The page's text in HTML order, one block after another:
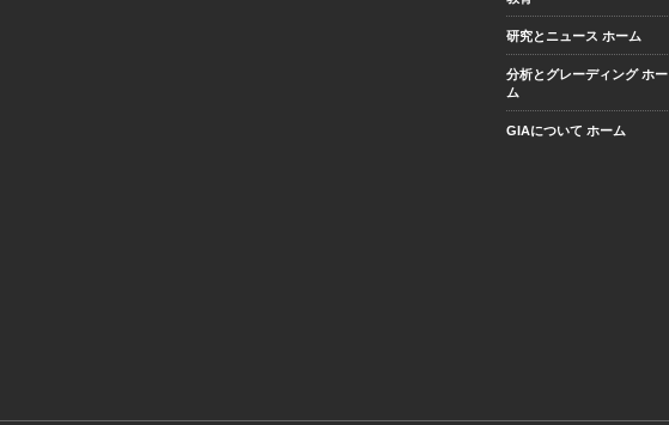
研究とニュース ホーム
分析とグレーディング ホー
ム
GIAについて ホーム